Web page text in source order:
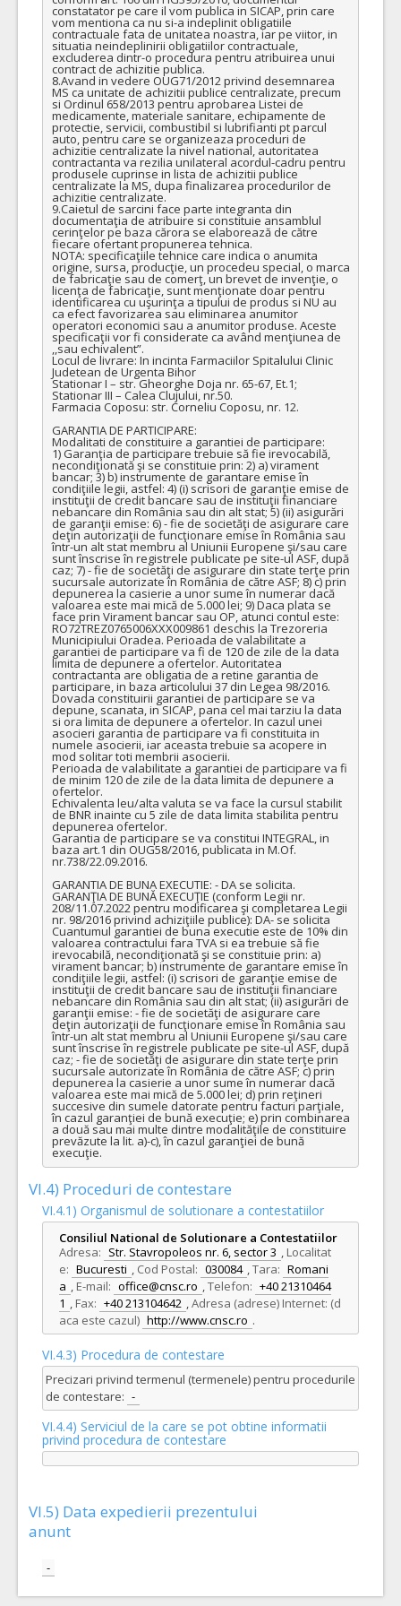
COD CPV: 33111710-1 Accesorii pentru angiografie (Rev.2)
VALOAREA ESTIMATA FARA
TVA:
16.630,00 - 1.654.680,00 Leu
ATRIBUIT
44. Interventii cerebrale abord radial (LOT-0044)
COD CPV: 33111710-1 Accesorii pentru angiografie (Rev.2)
VALOAREA ESTIMATA FARA
TVA:
45.260,00 - 2.303.600,00 Leu
45. Pachet embolizare anevrisme cu spirale din platina neacoperite, microcateter, sistem de detasare si cabluri de detasare
Cant min si max este specificata in caietul de sarcini, al prezentei documentatii.
COD CPV: 33111710-1 Accesorii pentru angiografie (Rev.2)
VALOAREA ESTIMATA FARA
TVA:
10.300,00 - 402.400,00 Leu
52. Materiale endovasculare ocluzii carotidiene in tandem cu trombi fibrinosi intracerebrali
VALOAREA ESTIMATA FARA
TVA:
21.917,00 - 2.502.900,00 Leu
ATRIBUIT
35. SISTEM INTRASACULAR deviant de flux(LOT-0035)
COD CPV: 33111710-1 Accesorii pentru angiografie (Rev.2)
VALOAREA ESTIMATA FARA
TVA:
49.000,00 - 490.000,00 Leu
ATRIBUIT
30. Catetere ghid dublu lumen cu balon la capătul distal
COD CPV: 33111710-1 Accesorii pentru angiografie (Rev.2)
VALOAREA ESTIMATA FARA
TVA:
4.850,00 - 48.500,00 Leu
ATRIBUIT
37. Materiale embolizare anevrisme recanalizate (LOT-0037)
COD CPV: 33111710-1 Accesorii pentru angiografie (Rev.2)
VALOAREA ESTIMATA FARA
TVA:
28. Microcateter pt uz intravascular, dedicat zonelor tortuoase
COD CPV: 33111710-1 Accesorii pentru angiografie (Rev.2)
VALOAREA ESTIMATA FARA
TVA:
3.000,00 - 600.000,00 Leu
ATRIBUIT
31. Microghiduri hidrofile pentru uz intracranian folosite in navigarea cu microcatetere fluxodependente
COD CPV: 33111710-1 Accesorii pentru angiografie (Rev.2)
VALOAREA ESTIMATA FARA
TVA:
1.600,00 - 6.400,00 Leu
ATRIBUIT
COD CPV: 33111710-1 Accesorii pentru angiografie (Rev.2)
VALOAREA ESTIMATA FARA
TVA:
350,00 - 105.000,00 Leu
ATRIBUIT
34. Kit stenturi/ministenturi cerebrale deviatoare de flux tratate antiplachetar + microcateter compatibil
Cant min si max este specificata in caietul de sarcini, al prezentei documentatii.
COD CPV: 33111710-1 Accesorii pentru angiografie (Rev.2)
VALOAREA ESTIMATA FARA
TVA:
37.600,00 - 376.000,00 Leu
ATRIBUIT
33. Agent embolizare pe baza de substanta iodata fara componenta metalica pt embolizari MAV, FAV cerebrale
VALOAREA ESTIMATA FARA
TVA:
32.
constatator pe care il vom publica in SICAP, prin care
vom mentiona ca nu si-a indeplinit obligatiile
contractuale fata de unitatea noastra, iar pe viitor, in
situatia neindeplinirii obligatiilor contractuale,
excluderea dintr-o procedura pentru atribuirea unui
contract de achizitie publica.
8.Avand in vedere OUG71/2012 privind desemnarea
MS ca unitate de achizitii publice centralizate, precum
si Ordinul 658/2013 pentru aprobarea Listei de
medicamente, materiale sanitare, echipamente de
protectie, servicii, combustibil si lubrifianti pt parcul
auto, pentru care se organizeaza proceduri de
achizitie centralizate la nivel national, autoritatea
contractanta va rezilia unilateral acordul-cadru pentru
produsele cuprinse in lista de achizitii publice
centralizate la MS, dupa finalizarea procedurilor de
achizitie centralizate.
9.Caietul de sarcini face parte integranta din
documentaţia de atribuire si constituie ansamblul
cerinţelor pe baza cărora se elaborează de către
fiecare ofertant propunerea tehnica.
NOTA: specificaţiile tehnice care indica o anumita
origine, sursa, producţie, un procedeu special, o marca
de fabricaţie sau de comerţ, un brevet de invenţie, o
licenţa de fabricaţie, sunt menţionate doar pentru
identificarea cu uşurinţa a tipului de produs si NU au
ca efect favorizarea sau eliminarea anumitor
operatori economici sau a anumitor produse. Aceste
specificaţii vor fi considerate ca având menţiunea de
,,sau echivalent”.
Locul de livrare: In incinta Farmaciilor Spitalului Clinic
Judetean de Urgenta Bihor
Stationar I – str. Gheorghe Doja nr. 65-67, Et.1;
Stationar III – Calea Clujului, nr.50.
Farmacia Coposu: str. Corneliu Coposu, nr. 12.
GARANTIA DE PARTICIPARE:
Modalitati de constituire a garantiei de participare:
1) Garanţia de participare trebuie să fie irevocabilă,
necondiţionată şi se constituie prin: 2) a) virament
bancar; 3) b) instrumente de garantare emise în
condiţiile legii, astfel: 4) (i) scrisori de garanţie emise de
instituţii de credit bancare sau de instituţii financiare
nebancare din România sau din alt stat; 5) (ii) asigurări
de garanţii emise: 6) - fie de societăţi de asigurare care
deţin autorizaţii de funcţionare emise în România sau
într-un alt stat membru al Uniunii Europene şi/sau care
sunt înscrise în registrele publicate pe site-ul ASF, după
caz; 7) - fie de societăţi de asigurare din state terţe prin
sucursale autorizate în România de către ASF; 8) c) prin
depunerea la casierie a unor sume în numerar dacă
valoarea este mai mică de 5.000 lei; 9) Daca plata se
face prin Virament bancar sau OP, atunci contul este:
RO72TREZ0765006XXX009861 deschis la Trezoreria
Municipiului Oradea. Perioada de valabilitate a
garantiei de participare va fi de 120 de zile de la data
limita de depunere a ofertelor. Autoritatea
contractanta are obligatia de a retine garantia de
participare, in baza articolului 37 din Legea 98/2016.
Dovada constituirii garantiei de participare se va
depune, scanata, in SICAP, pana cel mai tarziu la data
si ora limita de depunere a ofertelor. In cazul unei
asocieri garantia de participare va fi constituita in
numele asocierii, iar aceasta trebuie sa acopere in
mod solitar toti membrii asocierii.
Perioada de valabilitate a garantiei de participare va fi
de minim 120 de zile de la data limita de depunere a
ofertelor.
Echivalenta leu/alta valuta se va face la cursul stabilit
de BNR inainte cu 5 zile de data limita stabilita pentru
depunerea ofertelor.
Garantia de participare se va constitui INTEGRAL, in
baza art.1 din OUG58/2016, publicata in M.Of.
nr.738/22.09.2016.
GARANTIA DE BUNA EXECUTIE: - DA se solicita.
GARANŢIA DE BUNĂ EXECUŢIE (conform Legii nr.
208/11.07.2022 pentru modificarea şi completarea Legii
nr. 98/2016 privind achiziţiile publice): DA- se solicita
Cuantumul garantiei de buna executie este de 10% din
valoarea contractului fara TVA si ea trebuie să fie
irevocabilă, necondiţionată şi se constituie prin: a)
virament bancar; b) instrumente de garantare emise în
condiţiile legii, astfel: (i) scrisori de garanţie emise de
instituţii de credit bancare sau de instituţii financiare
nebancare din România sau din alt stat; (ii) asigurări de
garanţii emise: - fie de societăţi de asigurare care
deţin autorizaţii de funcţionare emise în România sau
într-un alt stat membru al Uniunii Europene şi/sau care
sunt înscrise în registrele publicate pe site-ul ASF, după
caz; - fie de societăţi de asigurare din state terţe prin
sucursale autorizate în România de către ASF; c) prin
depunerea la casierie a unor sume în numerar dacă
valoarea este mai mică de 5.000 lei; d) prin reţineri
succesive din sumele datorate pentru facturi parţiale,
în cazul garanţiei de bună execuţie; e) prin combinarea
a două sau mai multe dintre modalităţile de constituire
prevăzute la lit. a)-c), în cazul garanţiei de bună
execuţie.
VI.4) Proceduri de contestare
VI.4.1) Organismul de solutionare a contestatiilor
Consiliul National de Solutionare a Contestatiilor
Adresa: Str. Stavropoleos nr. 6, sector 3 , Localitat
e: Bucuresti , Cod Postal: 030084 ,Tara: Romani
a , E-mail: office@cnsc.ro ,Telefon: +40 21310464
1 , Fax: +40 213104642 ,Adresa (adrese) Internet: (d
aca este cazul) http://www.cnsc.ro .
VI.4.3) Procedura de contestare
Precizari privind termenul (termenele) pentru procedurile
de contestare: -
VI.4.4) Serviciul de la care se pot obtine informatii
privind procedura de contestare
VI.5) Data expedierii prezentului
anunt
-